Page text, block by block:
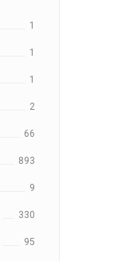
1
1
1
2
66
893
9
330
95